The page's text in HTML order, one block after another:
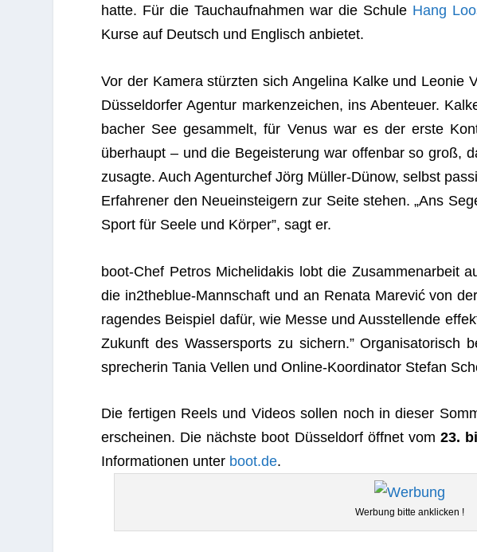
hatte. Für die Tauch­auf­nah­men war die Schule Hang
Kurse auf Deutsch und Eng­lisch anbietet.
Vor der Kamera stürz­ten sich Ange­lina Kalke und Leo­nie
Düs­sel­dor­fer Agen­tur mar­ken­zei­chen, ins Aben­teuer.
ba­cher See gesam­melt, für Venus war es der erste
über­haupt – und die Begeis­te­rung war offen­bar so groß,
zusagte. Auch Agen­tur­chef Jörg Mül­ler-Dünow, selbst
Erfah­re­ner den Neu­ein­stei­gern zur Seite ste­hen. „Ans
Sport für Seele und Kör­per”, sagt er.
boot-Chef Petros Micheli­da­kis lobt die Zusam­men­ar­beit
die in2­theblue-Mann­schaft und an Renata Mare­vić von
ra­gen­des Bei­spiel dafür, wie Messe und Aus­stel­lende
Zukunft des Was­ser­sports zu sichern.” Orga­ni­sa­to­risch
spre­che­rin Tania Vel­len und Online-Koor­di­na­tor Ste­fan
Die fer­ti­gen Reels und Videos sol­len noch in die­ser
erschei­nen. Die nächste boot Düs­sel­dorf öff­net vom 23.
Infor­ma­tio­nen unter boot.de.
Wer­bung bitte anklicken !